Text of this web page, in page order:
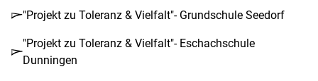
"Projekt zu Toleranz & Vielfalt"- Grundschule Seedorf
"Projekt zu Toleranz & Vielfalt"- Eschachschule
Dunningen